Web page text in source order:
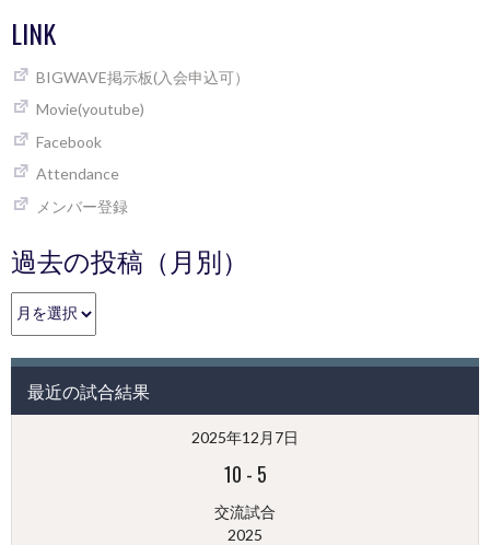
LINK
BIGWAVE掲示板(入会申込可）
Movie(youtube)
Facebook
Attendance
メンバー登録
過去の投稿（月別）
過
去
投
（月
最近の試合結果
2025年12月7日
10 - 5
交流試合
2025